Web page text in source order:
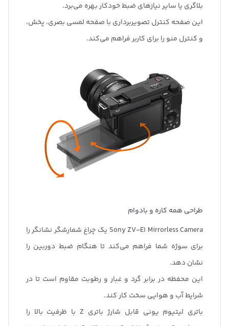
بلاگری یا سایر نیازهای ضبط خودکار بهره می‌برد.
این صفحه کنترل تصویربرداری با صفحه لمسی بصری، پخش،
و کنترل منو را برای کاربر فراهم می‌کند.
طراحی همه کاره و بادوام
Sony ZV-E1 Mirrorless Camera یک چراغ شمارشگر نشانگر را
برای سوژه شما فراهم می‌کند تا هنگام ضبط دوربین را
نشان دهد.
این محفظه در برابر گرد و غبار و رطوبت مقاوم است تا در
شرایط آب و هوایی سخت کار کند.
باتری لیتیوم یونی قابل شارژ باتری Z با ظرفیت بالا را